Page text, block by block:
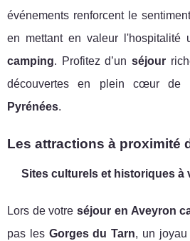
événements renforcent le
en mettant en valeur l'hospitalité
camping. Profitez d’unséjour
découvertes en plein cœur de
Pyrénées.
Les attractions à proximité
Sites culturels et historiques à
Lors de votreséjour en Aveyron
pas les Gorges du Tarn, un joyau